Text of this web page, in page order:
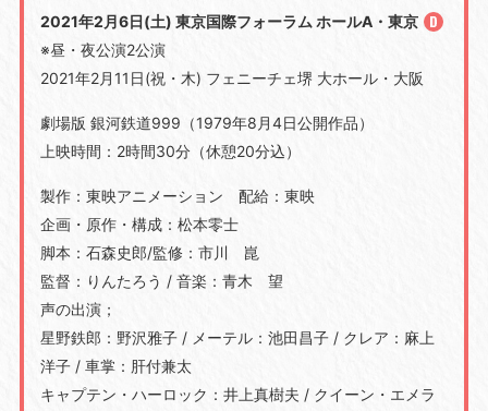
2021年2月6日(土) 東京国際フォーラム ホールA・東京
※昼・夜公演2公演
2021年2月11日(祝・木) フェニーチェ堺 大ホール・大阪
劇場版 銀河鉄道999（1979年8月4日公開作品）
上映時間：2時間30分（休憩20分込）
製作：東映アニメーション 配給：東映
企画・原作・構成：松本零士
脚本：石森史郎/監修：市川 崑
監督：りんたろう / 音楽：青木 望
声の出演；
星野鉄郎：野沢雅子 / メーテル：池田昌子 / クレア：麻上
洋子 / 車掌：肝付兼太
キャプテン・ハーロック：井上真樹夫 / クイーン・エメラ